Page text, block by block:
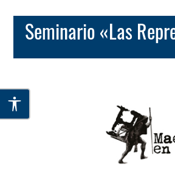
Seminario «Las